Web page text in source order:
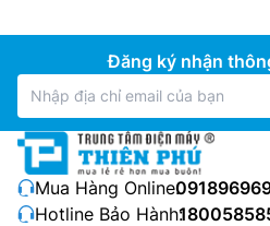
Đăng ký nhận
Mua Hàng Online:
Hotline Bảo Hành: